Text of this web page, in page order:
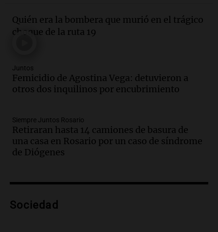
Episodios
Audio. Villa María presenta nuevos
Episodios
Audio.Recomendaciones de vino
Panorama Federal
Episodios
Audio.Preparativos finales para la gran
exposición en la sociedad rural de
Audio.Denuncias por represión en el
Quién era la bombera que murió en el trágico
choque de la ruta 19
Juntos
Femicidio de Agostina Vega: detuvieron a
otros dos inquilinos por encubrimiento
Siempre Juntos Rosario
Retiraran hasta 14 camiones de basura de
una casa en Rosario por un caso de síndrome
de Diógenes
Sociedad